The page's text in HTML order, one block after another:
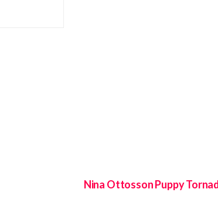
Nina Ottosson Puppy